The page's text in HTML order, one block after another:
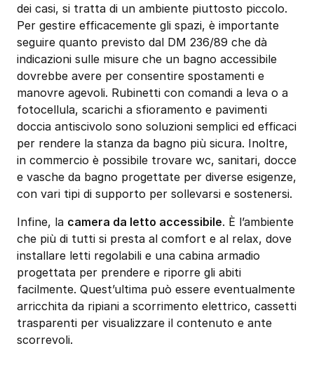
dei casi, si tratta di un ambiente piuttosto piccolo.
Per gestire efficacemente gli spazi, è importante
seguire quanto previsto dal DM 236/89 che dà
indicazioni sulle misure che un bagno accessibile
dovrebbe avere per consentire spostamenti e
manovre agevoli. Rubinetti con comandi a leva o a
fotocellula, scarichi a sfioramento e pavimenti
doccia antiscivolo sono soluzioni semplici ed efficaci
per rendere la stanza da bagno più sicura. Inoltre,
in commercio è possibile trovare wc, sanitari, docce
e vasche da bagno progettate per diverse esigenze,
con vari tipi di supporto per sollevarsi e sostenersi.
Infine, la camera da letto accessibile. È l’ambiente
che più di tutti si presta al comfort e al relax, dove
installare letti regolabili e una cabina armadio
progettata per prendere e riporre gli abiti
facilmente. Quest’ultima può essere eventualmente
arricchita da ripiani a scorrimento elettrico, cassetti
trasparenti per visualizzare il contenuto e ante
scorrevoli.